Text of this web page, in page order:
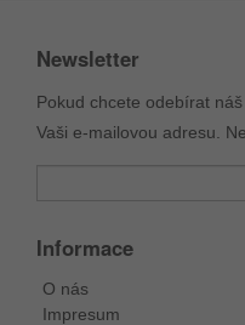
Newsletter
Pokud chcete odebírat
Vaši e-mailovou adresu.
Informace
O nás
Impresum